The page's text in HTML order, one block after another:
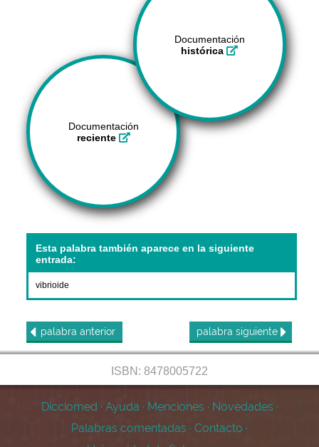
Documentación
histórica
Documentación
reciente
Esta palabra también aparece en la siguiente
entrada:
vibrioide
palabra anterior palabra siguiente
ISBN: 8478005722
Dicciomed · Ayuda · Menciones · Novedades ·
Palabras comentadas · Contacto ·